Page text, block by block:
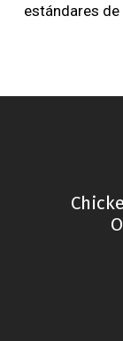
estándares